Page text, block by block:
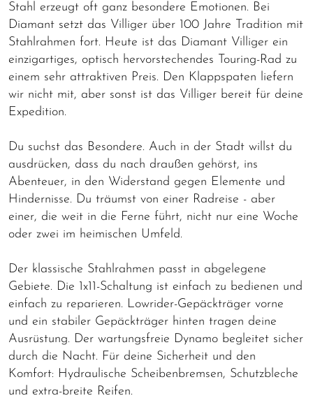
Stahl erzeugt oft ganz besondere Emotionen. Bei
Diamant setzt das Villiger über 100 Jahre Tradition mit
Stahlrahmen fort. Heute ist das Diamant Villiger ein
einzigartiges, optisch hervorstechendes Touring-Rad zu
einem sehr attraktiven Preis. Den Klappspaten liefern
wir nicht mit, aber sonst ist das Villiger bereit für deine
Expedition.
Du suchst das Besondere. Auch in der Stadt willst du
ausdrücken, dass du nach draußen gehörst, ins
Abenteuer, in den Widerstand gegen Elemente und
Hindernisse. Du träumst von einer Radreise - aber
einer, die weit in die Ferne führt, nicht nur eine Woche
oder zwei im heimischen Umfeld.
Der klassische Stahlrahmen passt in abgelegene
Gebiete. Die 1x11-Schaltung ist einfach zu bedienen und
einfach zu reparieren. Lowrider-Gepäckträger vorne
und ein stabiler Gepäckträger hinten tragen deine
Ausrüstung. Der wartungsfreie Dynamo begleitet sicher
durch die Nacht. Für deine Sicherheit und den
Komfort: Hydraulische Scheibenbremsen, Schutzbleche
und extra-breite Reifen.